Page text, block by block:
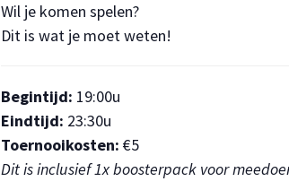
Wil je komen spelen?
Dit is wat je moet weten!
Begintijd: 19:00u
Eindtijd: 23:30u
Toernooikosten: €5
Dit is inclusief 1x boosterpack voor